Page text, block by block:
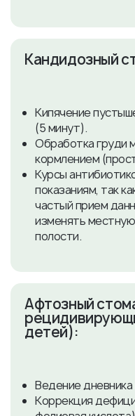
​Кандидозный
Кипячение
(5 минут).
Обработка груди
кормлением
Курсы
показаниям, так
частый прием
изменять
полости.
​Афтозный
детей):
Ведение
Коррекция